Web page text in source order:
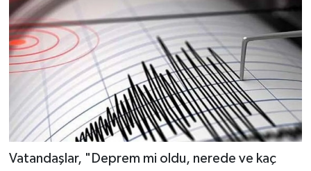
Vatandaşlar, "Deprem mi oldu, nerede ve kaç